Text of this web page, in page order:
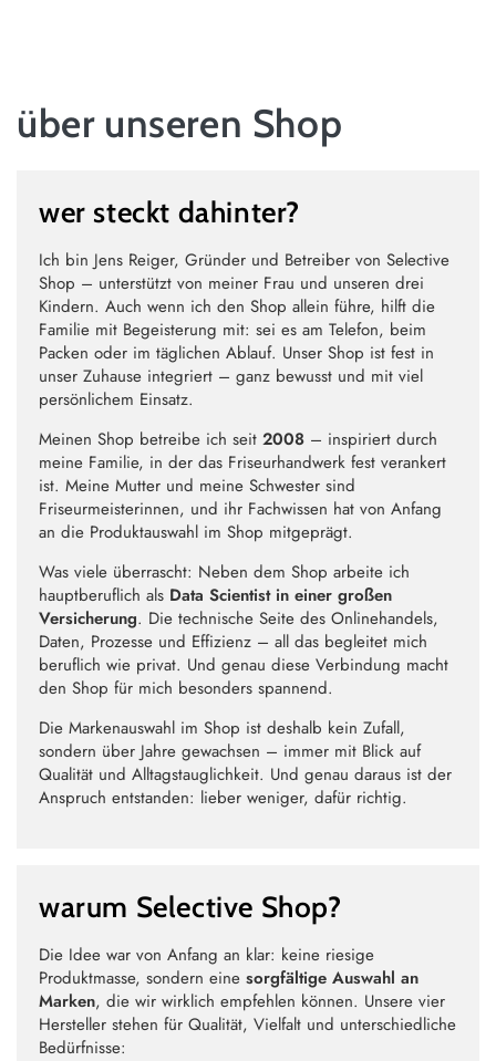
über unseren Shop
wer steckt dahinter?
Ich bin Jens Reiger, Gründer und Betreiber von Selective
Shop – unterstützt von meiner Frau und unseren drei
Kindern. Auch wenn ich den Shop allein führe, hilft die
Familie mit Begeisterung mit: sei es am Telefon, beim
Packen oder im täglichen Ablauf. Unser Shop ist fest in
unser Zuhause integriert – ganz bewusst und mit viel
persönlichem Einsatz.
Meinen Shop betreibe ich seit 2008 – inspiriert durch
meine Familie, in der das Friseurhandwerk fest verankert
ist. Meine Mutter und meine Schwester sind
Friseurmeisterinnen, und ihr Fachwissen hat von Anfang
an die Produktauswahl im Shop mitgeprägt.
Was viele überrascht: Neben dem Shop arbeite ich
hauptberuflich als Data Scientist in einer großen
Versicherung. Die technische Seite des Onlinehandels,
Daten, Prozesse und Effizienz – all das begleitet mich
beruflich wie privat. Und genau diese Verbindung macht
den Shop für mich besonders spannend.
Die Markenauswahl im Shop ist deshalb kein Zufall,
sondern über Jahre gewachsen – immer mit Blick auf
Qualität und Alltagstauglichkeit. Und genau daraus ist der
Anspruch entstanden: lieber weniger, dafür richtig.
warum Selective Shop?
Die Idee war von Anfang an klar: keine riesige
Produktmasse, sondern eine sorgfältige Auswahl an
Marken, die wir wirklich empfehlen können. Unsere vier
Hersteller stehen für Qualität, Vielfalt und unterschiedliche
Bedürfnisse: